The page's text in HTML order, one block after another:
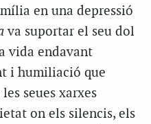
en una depressió
va suportar el seu dol
vida endavant
i humiliació que
seues xarxes
on els silencis, els